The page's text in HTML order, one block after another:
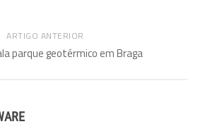
ARTIGO ANTERIOR
parque geotérmico em Braga